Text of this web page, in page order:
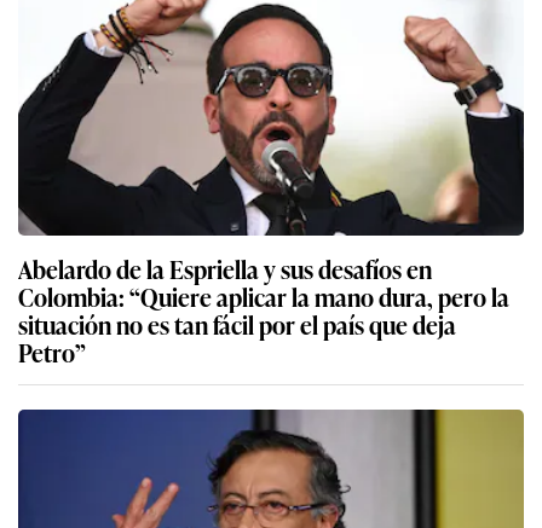
Abelardo de la Espriella y sus desafíos en
Colombia: “Quiere aplicar la mano dura, pero la
situación no es tan fácil por el país que deja
Petro”